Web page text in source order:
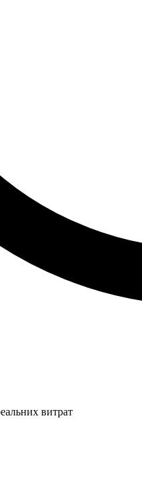
витрат